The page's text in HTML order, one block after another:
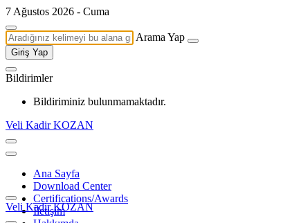
7 Ağustos 2026 - Cuma
Arama Yap
Giriş Yap
Bildirimler
Bildiriminiz bulunmamaktadır.
Veli Kadir KOZAN
Ana Sayfa
Download Center
Certifications/Awards
İletişim
Veli Kadir KOZAN